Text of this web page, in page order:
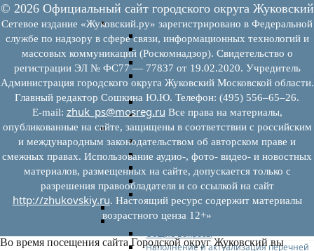
мерам поддержки субъектов МСП
Имущество для бизнеса
Перечень имущества для МСП
Паспорта объектов, включенных в
Информация о льготах
Сведения о коммерческой
предлагаемой бизнесу
Сведения о проводимых торгах
Инвестиционная карта Московской
Коллегиальный орган
Регламентирующие документы
График заседаний
Протоколы заседаний
Отчеты о деятельности
Иные документы
Материалы Корпорации МСП
Вопрос-ответ
Общие вопросы
Наполнение и актуализация перечней
© 2026 Официальный сайт городского округа Жуковский
Сетевое издание «Жуковский.ру» зарегистрировано в Федеральной
службе по надзору в сфере связи, информационных технологий и
массовых коммуникаций (Роскомнадзор). Свидетельство о
регистрации ЭЛ № ФС77 — 77837 от 19.02.2020. Учредитель
Администрация городского округа Жуковский Московской области.
Главный редактор Сошкина Ю.Ю. Телефон: (495) 556–65–26.
E‑mail: zhuk_ps@mosreg.ru Все права на материалы,
опубликованные на сайте, защищены в соответствии с российским
и международным законодательством об авторском праве и
смежных правах. Использование аудио-, фото- видео- и новостных
материалов, размещенных на сайте, допускается только с
разрешения правообладателя и со ссылкой на сайт
http://zhukovskiy.ru. Настоящий ресурс содержит материалы
возрастного ценза 12+»
Во время посещения сайта Городской округ Жуковский вы